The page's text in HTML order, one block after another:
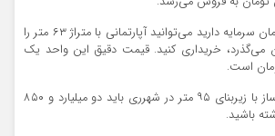
اگر کمتر از دو میلیارد تومان سرمایه دارید می‌توانید آپارتمانی با متراژ ۶۳ متر را
می‌گذرد، خریداری کنید. قیمت دقیق این واحد یک
برای خرید آپارتمانی نوساز با زیربنای ۹۵ متر در شهرری باید دو میلیارد و ۸۵۰
باشید.